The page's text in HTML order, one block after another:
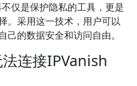
仅是保护隐私的工具，更是
。采用这一技术，用户可以
的数据安全和访问自由。
连接IPVanish